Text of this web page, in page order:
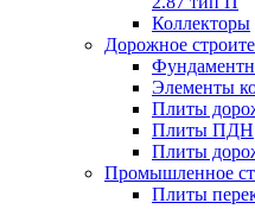
Коллекторы
Дорожное
Элементы
Плиты
Плиты ПДН
Плиты
Промышленное
Плиты